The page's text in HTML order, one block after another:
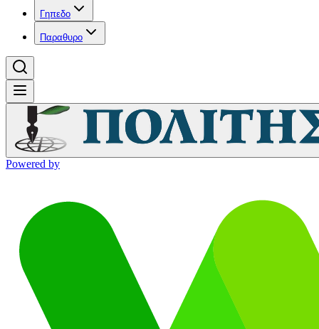
Γηπεδο
Παραθυρο
Powered by